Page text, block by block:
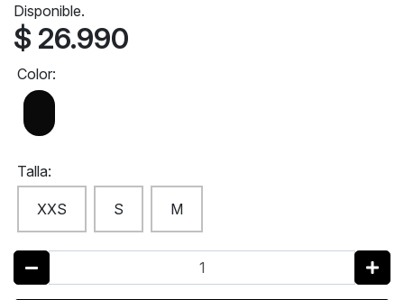
Disponible.
$ 26.990
Color:
Talla:
XXS S M